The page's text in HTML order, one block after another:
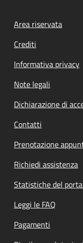
Footer
Area riservata
Crediti
Informativa privacy
Note legali
Dichiarazione di
Contatti
Prenotazione
Richiedi assistenza
Statistiche del
Leggi le FAQ
Pagamenti